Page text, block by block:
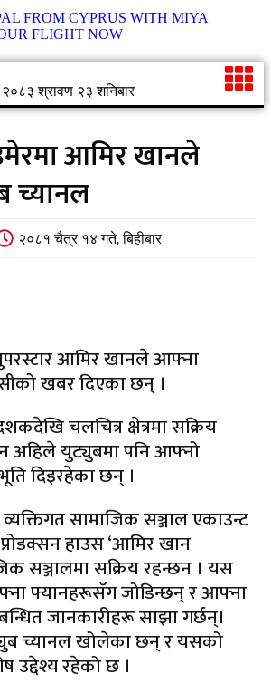
२०८३ श्रावण २३ शनिबार
आमिर खानले
च्यानल
२०८१ चैत्र १४ गते, बिहीबार
आमिर खानले आफ्ना
खबर दिएका छन् ।
चलचित्र क्षेत्रमा सक्रिय
अहिले युट्युबमा पनि आफ्नो
दिइरहेका छन् ।
सामाजिक सञ्जाल एकाउन्ट
हाउस ‘आमिर खान
सञ्जालमा सक्रिय रहन्छन । यस
फ्यानहरूसँग जोडिन्छन् र आफ्ना
जानकारीहरू साझा गर्छन्।
च्यानल खोलेका छन् र यसको
उद्देश्य रहेको छ ।